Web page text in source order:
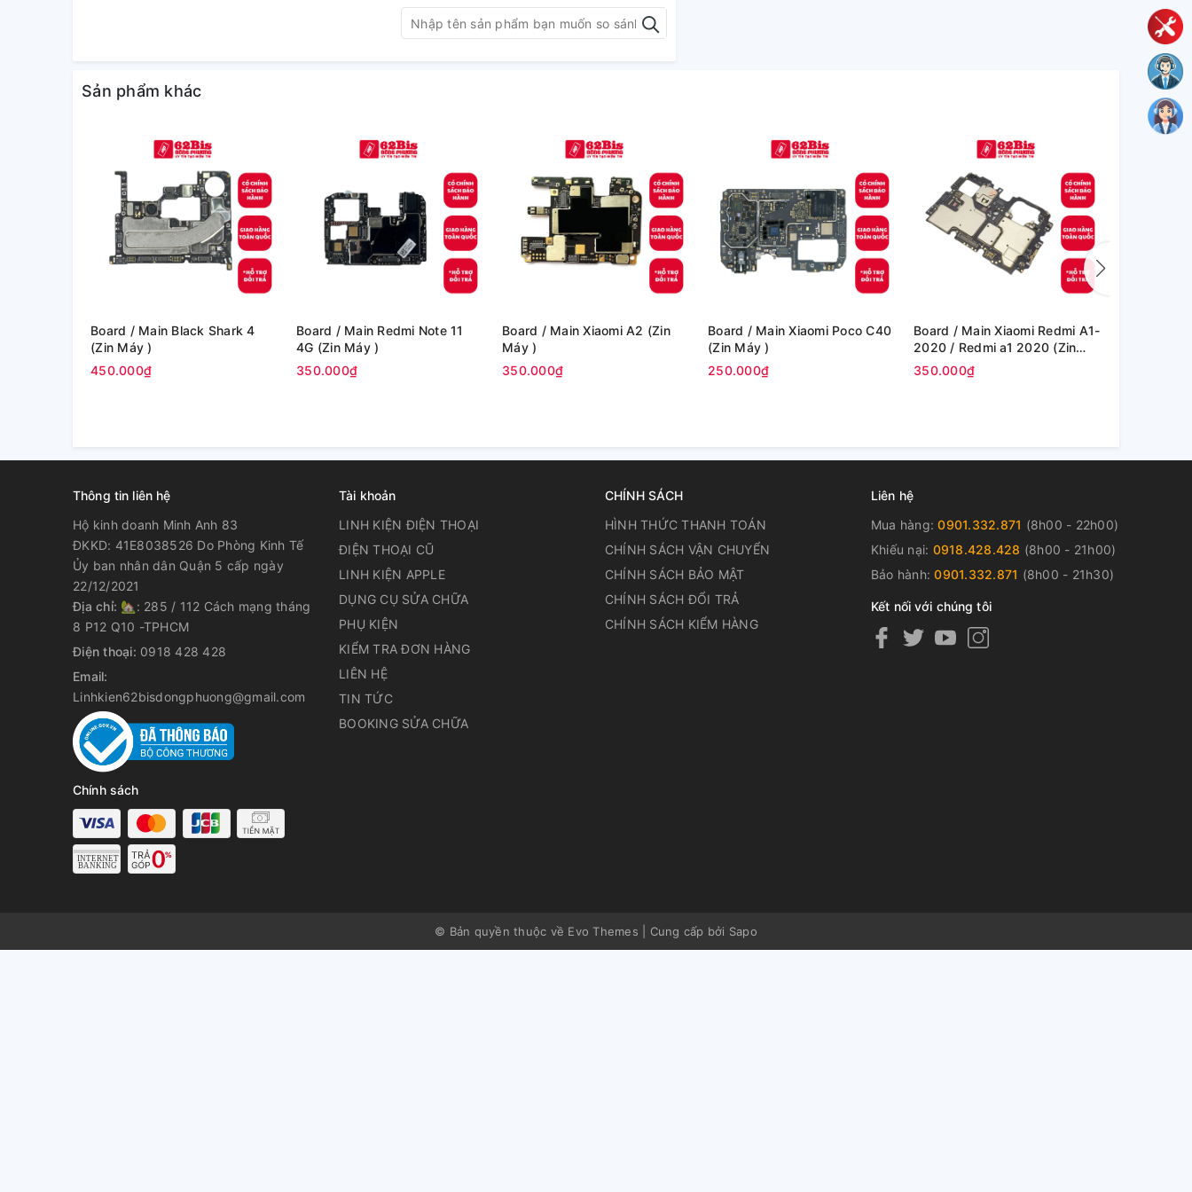
Sản phẩm khác
Board / Main Black Shark 4
(Zin Máy )
450.000₫
Board / Main Redmi Note 11
4G (Zin Máy )
350.000₫
Board / Main Xiaomi A2 (Zin
Máy )
350.000₫
Board / Main Xiaomi Poco C40
(Zin Máy )
250.000₫
Board / Main Xiaomi Redmi A1-
2020 / Redmi a1 2020 (Zin
Máy )
350.000₫
Thông tin liên hệ
Hộ kinh doanh Minh Anh 83
ĐKKD: 41E8038526 Do Phòng Kinh Tế
Ủy ban nhân dân Quận 5 cấp ngày
22/12/2021
Địa chỉ: 🏡: 285 / 112 Cách mạng tháng
8 P12 Q10 -TPHCM
Điện thoại: 0918 428 428
Email:
Linhkien62bisdongphuong@gmail.com
Chính sách
Tài khoản
LINH KIỆN ĐIỆN THOẠI
ĐIỆN THOẠI CŨ
LINH KIỆN APPLE
DỤNG CỤ SỬA CHỮA
PHỤ KIỆN
KIỂM TRA ĐƠN HÀNG
LIÊN HỆ
TIN TỨC
BOOKING SỬA CHỮA
CHÍNH SÁCH
HÌNH THỨC THANH TOÁN
CHÍNH SÁCH VẬN CHUYỂN
CHÍNH SÁCH BẢO MẬT
CHÍNH SÁCH ĐỔI TRẢ
CHÍNH SÁCH KIỂM HÀNG
Liên hệ
Mua hàng:0901.332.871 (8h00 - 22h00)
Khiếu nại: 0918.428.428 (8h00 - 21h00)
Bảo hành:0901.332.871 (8h00 - 21h30)
Kết nối với chúng tôi
© Bản quyền thuộc về Evo Themes Cung cấp bởi Sapo